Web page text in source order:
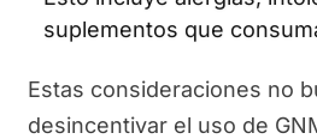
suplementos que
Estas consideraciones no
desincentivar el uso de